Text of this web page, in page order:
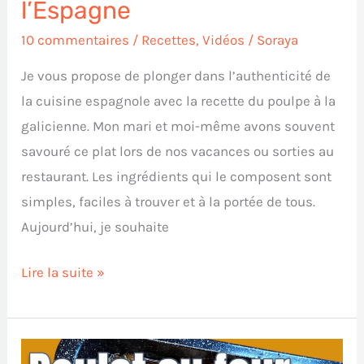
l’Espagne
10 commentaires / Recettes,Vidéos / Soraya
Je vous propose de plonger dans l’authenticité de
la cuisine espagnole avec la recette du poulpe à la
galicienne. Mon mari et moi-même avons souvent
savouré ce plat lors de nos vacances ou sorties au
restaurant. Les ingrédients qui le composent sont
simples, faciles à trouver et à la portée de tous.
Aujourd’hui, je souhaite
l’Espagne
Lire la suite »
Découvrez